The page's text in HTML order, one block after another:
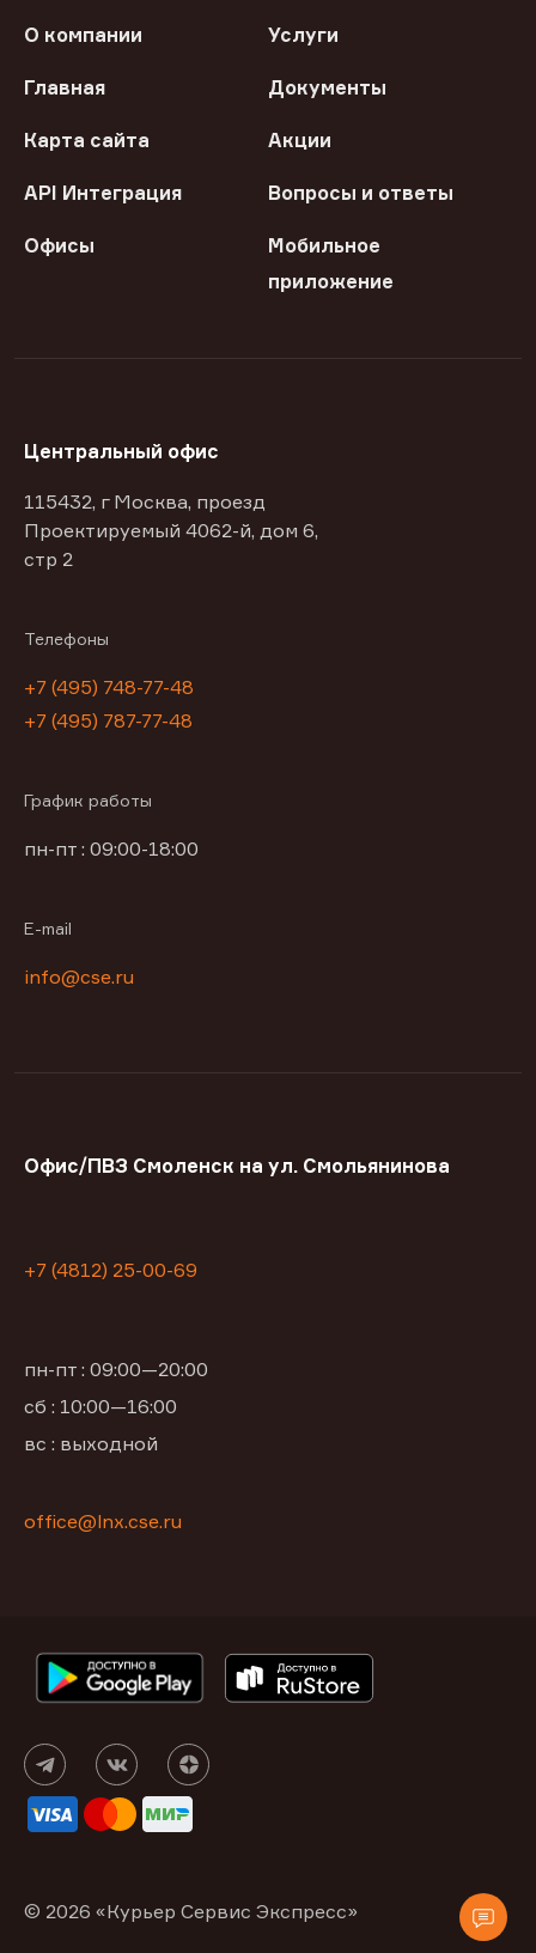
О компании Услуги
Главная Документы
Карта сайта Акции
API Интеграция Вопросы и ответы
Офисы
Мобильное
приложение
Центральный офис
115432, г Москва, проезд
Проектируемый 4062-й, дом 6,
стр 2
Телефоны
+7 (495) 748-77-48
+7 (495) 787-77-48
График работы
пн-пт : 09:00-18:00
E-mail
info@cse.ru
Офис/ПВЗ Смоленск на ул. Смольянинова
+7 (4812) 25-00-69
пн-пт : 09:00—20:00
сб : 10:00—16:00
вс : выходной
office@lnx.cse.ru
© 2026 «Курьер Сервис Экспресс»